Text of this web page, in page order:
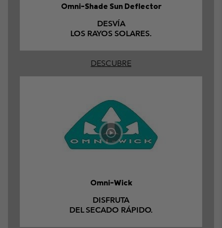
Omni-Shade Sun Deflector
DESVÍA
LOS RAYOS SOLARES.
DESCUBRE
Omni-Wick
DISFRUTA
DEL SECADO RÁPIDO.